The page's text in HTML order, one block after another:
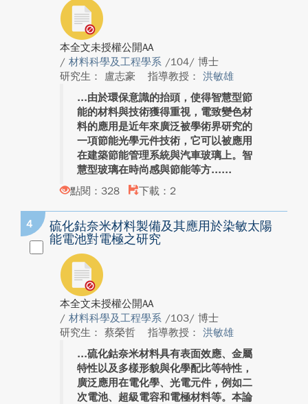
本全文未授權公開AA
/ 材料科學及工程學系 /104/ 博士
研究生： 盧志豪
指導教授： 洪敏雄
由於環保意識的抬頭，使得智慧型節
能的材料與技術獲得重視，電致變色材
料的應用是近年來廣泛被學術界研究的
一項節能光學元件技術，它可以被應用
在建築節能管理系統與汽車玻璃上。智
慧型玻璃在時尚感與節能等方...
點閱：328
下載：2
4
硫化鈷奈米材料製備及其應用於染敏太陽
能電池對電極之研究
本全文未授權公開AA
/ 材料科學及工程學系 /103/ 博士
研究生： 蔡榮哲
指導教授： 洪敏雄
硫化鈷奈米材料具有表面效應、金屬
特性以及多樣形貌與化學配比等特性，
廣泛應用在電化學、光電元件，例如二
次電池、超級電容和電極材料等。本論